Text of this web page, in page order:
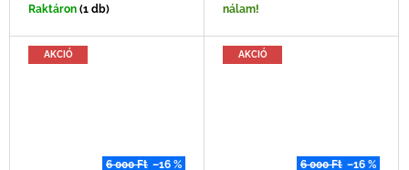
Raktáron (1 db)
nálam!
6 000 Ft –16 %
AKCIÓ
6 000 Ft –16 %
AKCIÓ